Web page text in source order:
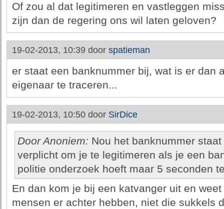
Of zou al dat legitimeren en vastleggen
zijn dan de regering ons wil laten geloven?
19-02-2013, 10:39 door spatieman
er staat een banknummer bij, wat is er dan
eigenaar te traceren...
19-02-2013, 10:50 door SirDice
Door Anoniem: Nou het banknummer
verplicht om je te legitimeren als je een
politie onderzoek hoeft maar 5 seconden
En dan kom je bij een katvanger uit en
mensen er achter hebben, niet die sukkels